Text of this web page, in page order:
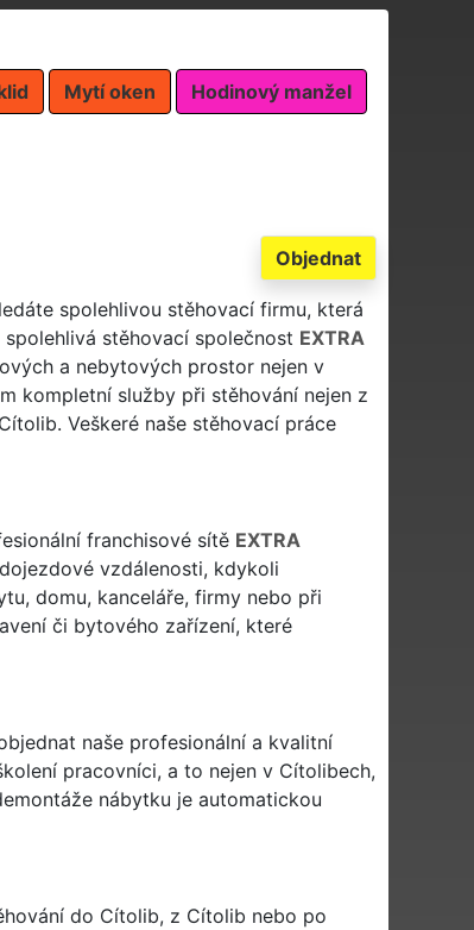
Mytí oken Hodinový manžel
Objednat
spolehlivou stěhovací firmu, která
stěhovací společnost EXTRA
a nebytových prostor nejen v
kompletní služby při stěhování nejen z
Veškeré naše stěhovací práce
franchisové sítě EXTRA
vzdálenosti, kdykoli
domu, kanceláře, firmy nebo při
či bytového zařízení, které
naše profesionální a kvalitní
pracovníci, a to nejen v Cítolibech,
nábytku je automatickou
do Cítolib, z Cítolib nebo po